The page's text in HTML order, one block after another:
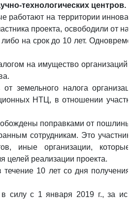
технологических центров.
работают на территории
проекта, освободили от
на срок до 10 лет.
на имущество
от земельного налога
НТЦ, в отношении
поправками от пошлины
сотрудникам. Это
иные организации,
целей реализации проекта.
течение 10 лет со дня
в силу с 1 января 2019 г., за